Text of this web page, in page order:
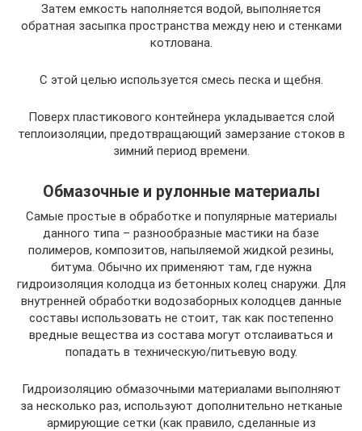
Затем емкость наполняется водой, выполняется
обратная засыпка пространства между нею и стенками
котлована.
С этой целью используется смесь песка и щебня.
Поверх пластикового контейнера укладывается слой
теплоизоляции, предотвращающий замерзание стоков в
зимний период времени.
Обмазочные и рулонные материалы
Самые простые в обработке и популярные материалы
данного типа – разнообразные мастики на базе
полимеров, композитов, напыляемой жидкой резины,
битума. Обычно их применяют там, где нужна
гидроизоляция колодца из бетонных колец снаружи. Для
внутренней обработки водозаборных колодцев данные
составы использовать не стоит, так как постепенно
вредные вещества из состава могут отслаиваться и
попадать в техническую/питьевую воду.
Гидроизоляцию обмазочными материалами выполняют
за несколько раз, используют дополнительно нетканые
армирующие сетки (как правило, сделанные из